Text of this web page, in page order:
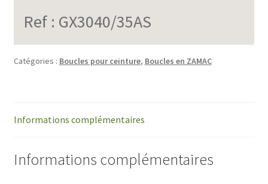
Ref : GX3040/35AS
Catégories : Boucles pour ceinture, Boucles en ZAMAC
Informations complémentaires
Informations complémentaires